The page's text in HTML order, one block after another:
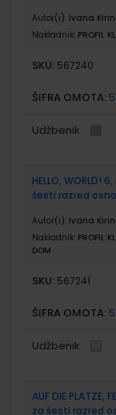
Autor(i): Ivana
Nakladnik: PROFIL
SKU: 567240
ŠIFRA OMOTA:
Udžbenik
HELLO,
šesti razred
Autor(i): Ivana
Nakladnik: PROFIL
DOM
SKU: 567241
ŠIFRA OMOTA:
Udžbenik
AUF DIE
za šesti razred